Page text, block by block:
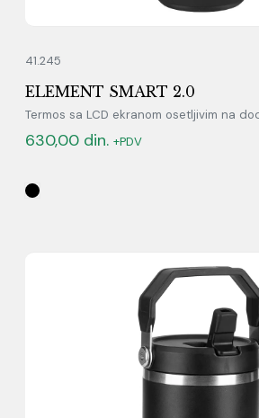
41.245
ELEMENT SMART 2.0
Termos sa LCD ekranom osetljivim na
630,00 din. +PDV